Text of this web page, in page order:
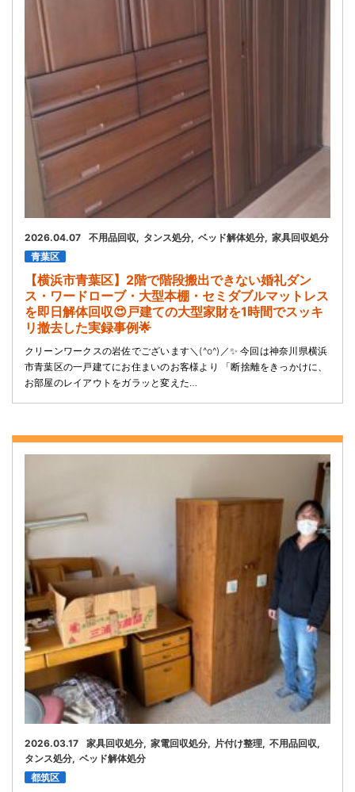
2026.04.07 不用品回収 タンス処分 ベッド解体処分 家具回収処分
青葉区
【横浜市青葉区】2階で階段搬出できない婚礼ダン
ス・ワードローブ・大型本棚・セミダブルマットレス
を即日解体回収😍戸建ての大型家財を1時間でスッキ
リ撤去した実録事例🌟
クリーンワークスの岩佐でございます＼(^o^)／✨ 今回は神奈川県横浜
市青葉区の一戸建てにお住まいのお客様より 「断捨離をきっかけに、
お部屋のレイアウトをガラッと変えた…
2026.03.17 家具回収処分 家電回収処分 片付け整理 不用品回収
タンス処分 ベッド解体処分
都筑区